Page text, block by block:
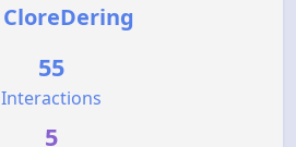
CloreDering
55
Interactions
5